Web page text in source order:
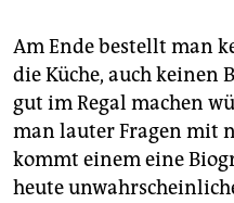
Am Ende bestellt man
die Küche, auch keinen
gut im Regal machen
man lauter Fragen mit
kommt einem eine
heute